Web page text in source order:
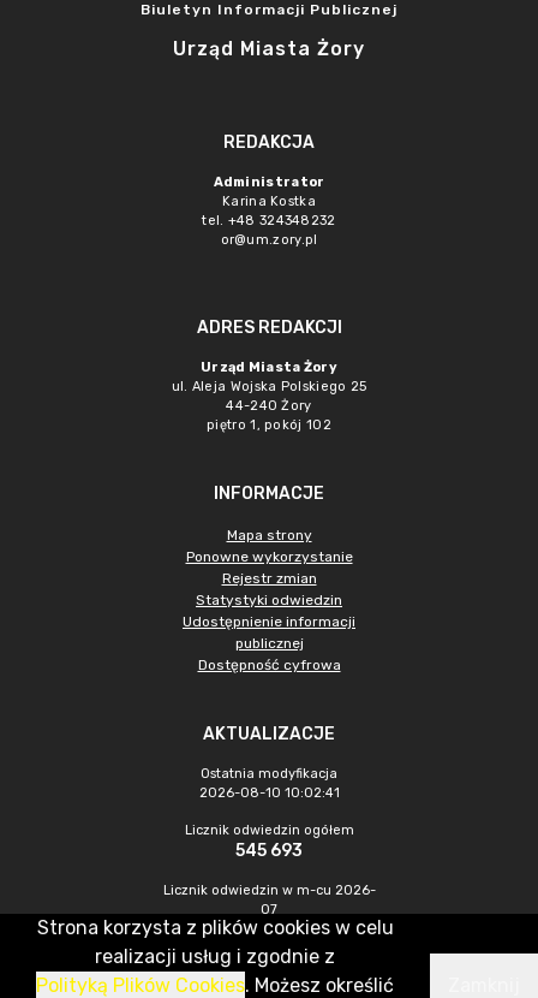
Biuletyn Informacji Publicznej
Urząd Miasta Żory
REDAKCJA
Administrator
Karina Kostka
tel. +48 324348232
or@um.zory.pl
ADRES REDAKCJI
Urząd Miasta Żory
ul. Aleja Wojska Polskiego 25
44-240 Żory
piętro 1, pokój 102
INFORMACJE
Mapa strony
Ponowne wykorzystanie
Rejestr zmian
Statystyki odwiedzin
Udostępnienie informacji
publicznej
Dostępność cyfrowa
AKTUALIZACJE
Ostatnia modyfikacja
2026-08-10 10:02:41
Licznik odwiedzin ogółem
545 693
Licznik odwiedzin w m-cu 2026-
07
1 709
CMS & Hosting: Nefeni Sp. z o.o.
Strona korzysta z plików cookies w celu
realizacji usług i zgodnie z
Polityką Plików Cookies. Możesz określić